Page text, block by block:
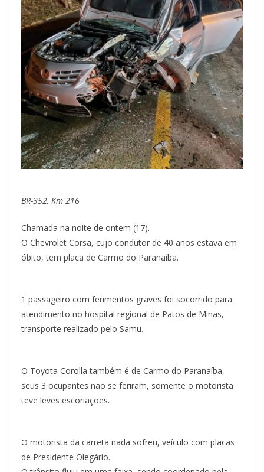
BR-352, Km 216
Chamada na noite de ontem (17).
O Chevrolet Corsa, cujo condutor de 40 anos estava em
óbito, tem placa de Carmo do Paranaíba.
1 passageiro com ferimentos graves foi socorrido para
atendimento no hospital regional de Patos de Minas,
transporte realizado pelo Samu.
O Toyota Corolla também é de Carmo do Paranaíba,
seus 3 ocupantes não se feriram, somente o motorista
teve leves escoriações.
O motorista da carreta nada sofreu, veículo com placas
de Presidente Olegário.